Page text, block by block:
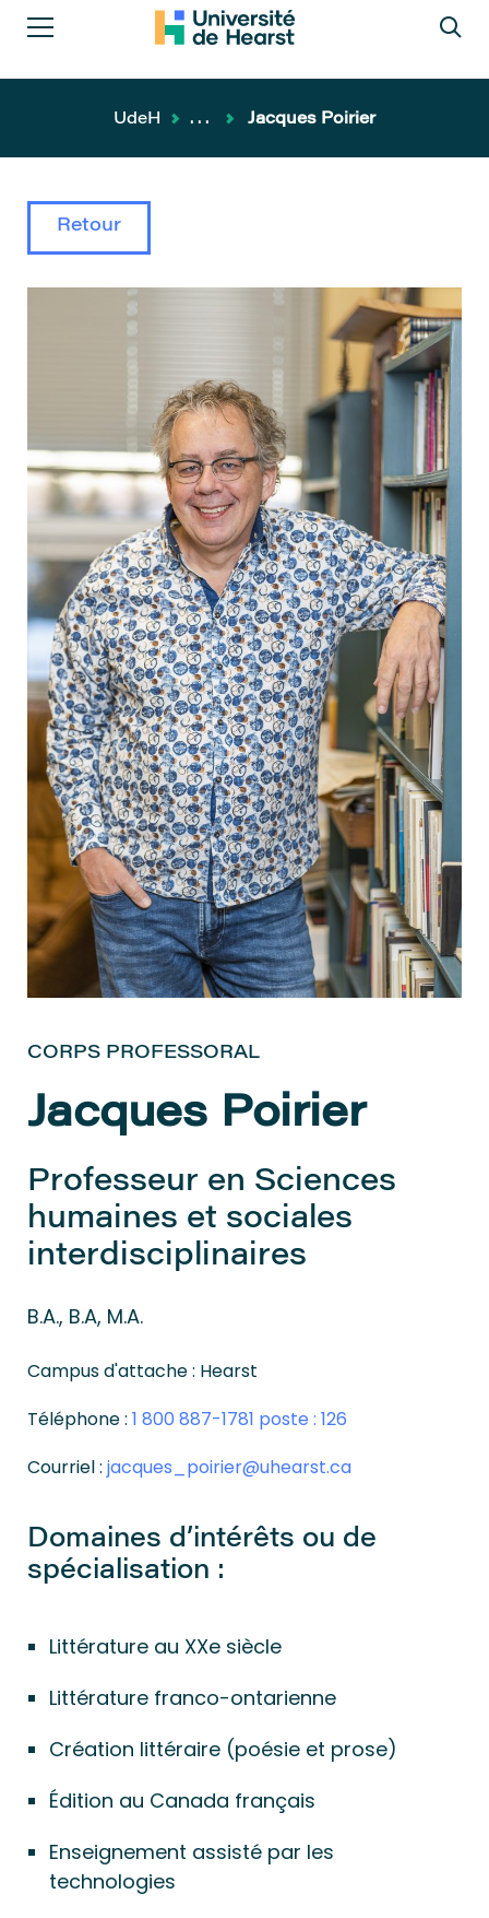
UdeH ... Jacques Poirier
CORPS PROFESSORAL
Jacques Poirier
Professeur en Sciences
humaines et sociales
interdisciplinaires
B.A., B.A, M.A.
Campus d'attache : Hearst
Téléphone : 1 800 887-1781 poste : 126
Courriel : jacques_poirier@uhearst.ca
Domaines d’intérêts ou de
spécialisation :
Littérature au XXe siècle
Littérature franco-ontarienne
Création littéraire (poésie et prose)
Édition au Canada français
Enseignement assisté par les
technologies
Retour